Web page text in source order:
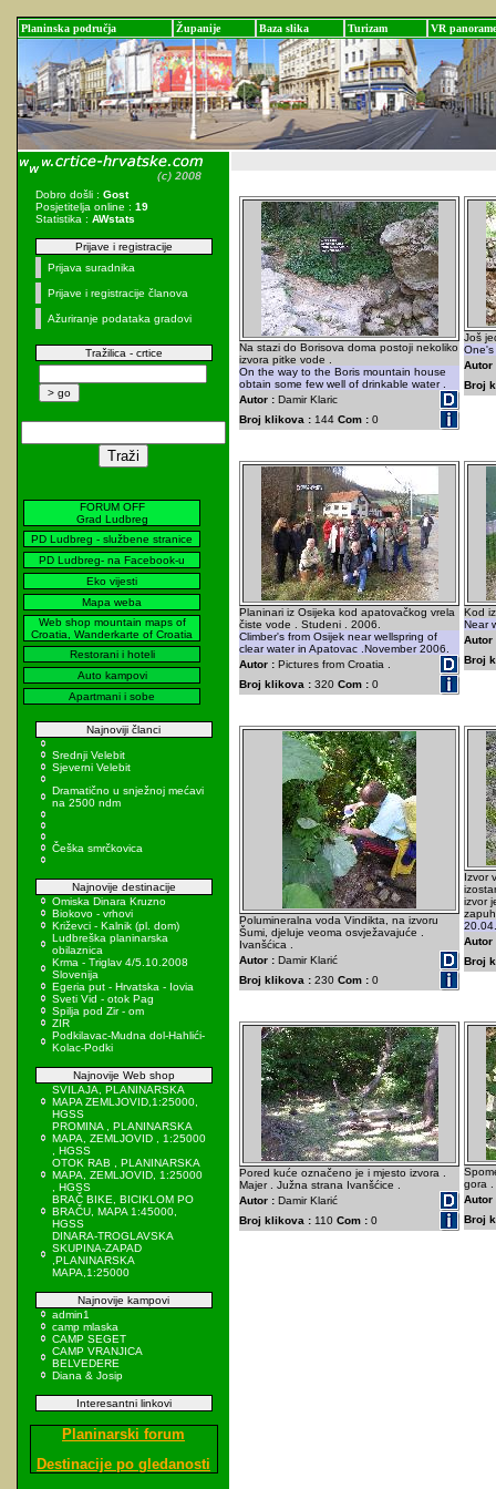
Planinska područja Županije Baza slika Turizam VR panorame
Dobro došli : Gost
Posjetitelja online : 19
Statistika : AWstats
Prijave i registracije
Prijava suradnika
Prijave i registracije članova
Ažuriranje podataka gradovi
Tražilica - crtice
FORUM OFF
Grad Ludbreg
PD Ludbreg - službene stranice
PD Ludbreg- na Facebook-u
Eko vijesti
Mapa weba
Web shop mountain maps of
Croatia, Wanderkarte of Croatia
Restorani i hoteli
Auto kampovi
Apartmani i sobe
Najnoviji članci
Srednji Velebit
Sjeverni Velebit
Dramatično u snježnoj mećavi
na 2500 ndm
Češka smrčkovica
Najnovije destinacije
Omiska Dinara Kruzno
Biokovo - vrhovi
Križevci - Kalnik (pl. dom)
Ludbreška planinarska
obilaznica
Krma - Triglav 4/5.10.2008
Slovenija
Egeria put - Hrvatska - Iovia
Sveti Vid - otok Pag
Spilja pod Zir - om
ZIR
Podkilavac-Mudna dol-Hahlići-
Kolac-Podki
Najnovije Web shop
SVILAJA, PLANINARSKA
MAPA ZEMLJOVID,1:25000,
HGSS
PROMINA , PLANINARSKA
MAPA, ZEMLJOVID , 1:25000
, HGSS
OTOK RAB , PLANINARSKA
MAPA, ZEMLJOVID, 1:25000
, HGSS
BRAČ BIKE, BICIKLOM PO
BRAČU, MAPA 1:45000,
HGSS
DINARA-TROGLAVSKA
SKUPINA-ZAPAD
,PLANINARSKA
MAPA,1:25000
Najnovije kampovi
admin1
camp mlaska
CAMP SEGET
CAMP VRANJICA
BELVEDERE
Diana & Josip
Interesantni linkovi
Planinarski forum
Destinacije po gledanosti
Na stazi do Borisova doma postoji nekoliko
izvora pitke vode .
On the way to the Boris mountain house
obtain some few well of drinkable water .
Autor : Damir Klaric
Broj klikova : 144 Com : 0
Još
One's
Autor
Broj
Planinari iz Osijeka kod apatovačkog vrela
čiste vode . Studeni . 2006.
Climber's from Osijek near wellspring of
clear water in Apatovac .November 2006.
Autor : Pictures from Croatia .
Broj klikova : 320 Com : 0
Kod
Near
Autor
Broj
Polumineralna voda Vindikta, na izvoru
Šumi, djeluje veoma osvježavajuće .
Ivanšćica .
Autor : Damir Klarić
Broj klikova : 230 Com : 0
Izvor
izvor
Autor
Broj
Pored kuće označeno je i mjesto izvora .
Majer . Južna strana Ivanšćice .
Autor : Damir Klarić
Broj klikova : 110 Com : 0
gora .
Autor
Broj